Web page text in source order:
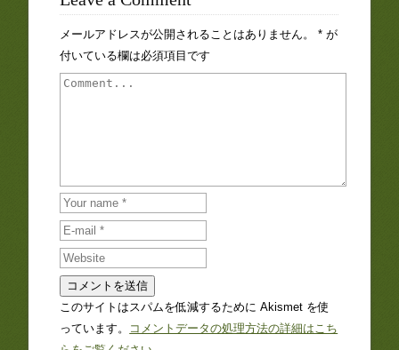
メールアドレスが公開されることはありません。 * が
付いている欄は必須項目です
このサイトはスパムを低減するために Akismet を使
っています。
コメントデータの処理方法の詳細はこち